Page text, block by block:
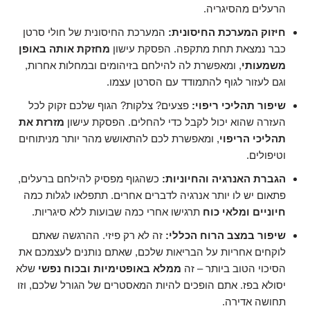
הרעלים מהסיגריה.
חיזוק המערכת החיסונית: המערכת החיסונית של חולי סרטן
כבר נמצאת תחת מתקפה. הפסקת עישון מחזקת אותה באופן
משמעותי, ומאפשרת לה להילחם בזיהומים ובמחלות אחרות,
וגם לעזור לגוף להתמודד עם הסרטן עצמו.
שיפור תהליכי ריפוי: פצעים? צלקות? הגוף שלכם זקוק לכל
העזרה שהוא יכול לקבל כדי להחלים. הפסקת עישון מזרזת את
תהליכי הריפוי, ומאפשרת לכם להתאושש מהר יותר מניתוחים
וטיפולים.
הגברת האנרגיה והחיוניות: כשהגוף מפסיק להילחם ברעלים,
פתאום יש לו יותר אנרגיה לדברים אחרים. תתפלאו לגלות כמה
חיוניים ומלאי כוח תרגישו אחרי כמה שבועות ללא סיגריות.
שיפור במצב הרוח הכללי: זה לא רק פיזי. ההרגשה שאתם
לוקחים אחריות על הבריאות שלכם, שאתם נותנים לעצמכם את
הסיכוי הטוב ביותר – זה ממלא באופטימיות ובכוח נפשי שלא
יסולא בפז. אתם הופכים להיות המאסטרים של הגורל שלכם, וזו
תחושה אדירה.